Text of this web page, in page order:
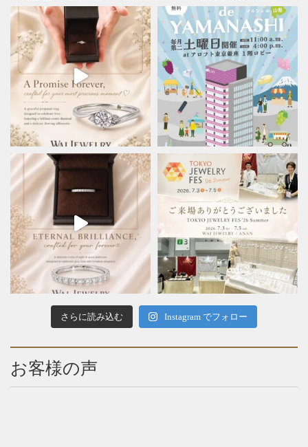
さらに読み込む Instagram でフォロー
お客様の声